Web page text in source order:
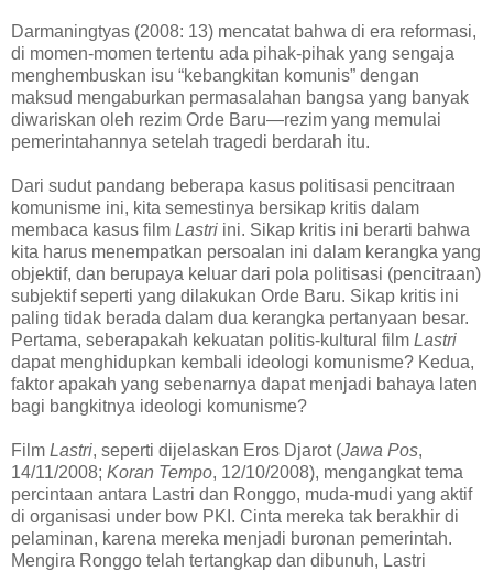
Darmaningtyas (2008: 13) mencatat bahwa di era reformasi,
di momen-momen tertentu ada pihak-pihak yang sengaja
menghembuskan isu “kebangkitan komunis” dengan
maksud mengaburkan permasalahan bangsa yang banyak
diwariskan oleh rezim Orde Baru—rezim yang memulai
pemerintahannya setelah tragedi berdarah itu.
Dari sudut pandang beberapa kasus politisasi pencitraan
komunisme ini, kita semestinya bersikap kritis dalam
membaca kasus film Lastri ini. Sikap kritis ini berarti bahwa
kita harus menempatkan persoalan ini dalam kerangka yang
objektif, dan berupaya keluar dari pola politisasi (pencitraan)
subjektif seperti yang dilakukan Orde Baru. Sikap kritis ini
paling tidak berada dalam dua kerangka pertanyaan besar.
Pertama, seberapakah kekuatan politis-kultural film Lastri
dapat menghidupkan kembali ideologi komunisme? Kedua,
faktor apakah yang sebenarnya dapat menjadi bahaya laten
bagi bangkitnya ideologi komunisme?
Film Lastri, seperti dijelaskan Eros Djarot (Jawa Pos,
14/11/2008; Koran Tempo, 12/10/2008), mengangkat tema
percintaan antara Lastri dan Ronggo, muda-mudi yang aktif
di organisasi under bow PKI. Cinta mereka tak berakhir di
pelaminan, karena mereka menjadi buronan pemerintah.
Mengira Ronggo telah tertangkap dan dibunuh, Lastri